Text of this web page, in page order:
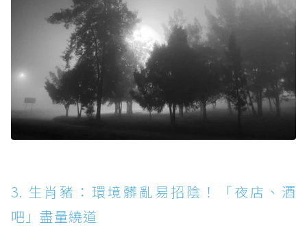
3. 生肖豬：環境髒亂易招陰！「夜店、酒
吧」盡量繞道